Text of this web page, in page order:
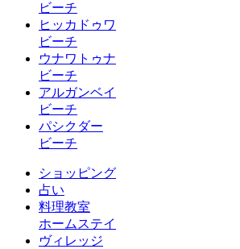
ビーチ
ヒッカドゥワ
ビーチ
ウナワトゥナ
ビーチ
アルガンベイ
ビーチ
パシクダー
ビーチ
ショッピング
占い
料理教室
ホームステイ
ヴィレッジ